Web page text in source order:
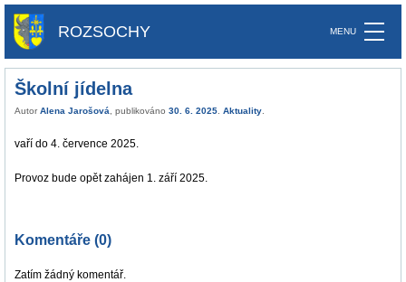
ROZSOCHY
Školní jídelna
Autor Alena Jarošová , publikováno 30. 6. 2025 Aktuality
vaří do 4. července 2025.
Provoz bude opět zahájen 1. září 2025.
Komentáře (0)
Zatím žádný komentář.